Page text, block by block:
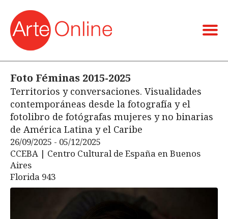
Foto Féminas 2015-2025
Territorios y conversaciones. Visualidades
contemporáneas desde la fotografía y el
fotolibro de fotógrafas mujeres y no binarias
de América Latina y el Caribe
26/09/2025 - 05/12/2025
CCEBA | Centro Cultural de España en Buenos
Aires
Florida 943